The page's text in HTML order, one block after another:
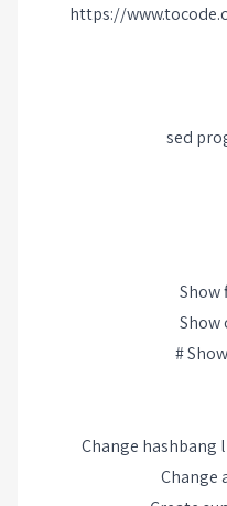
https://
sed
Show
Show
Change hashbang
Change